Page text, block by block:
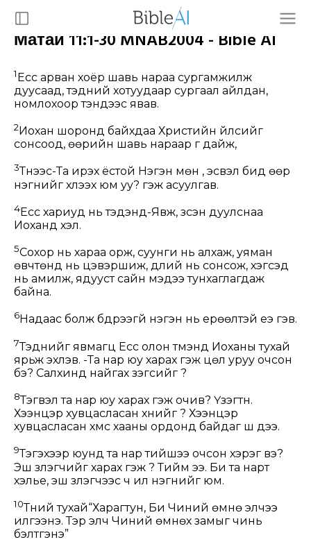
Матай 11:1-30 MNAB2004 - Bible AI
1Есүс арван хоёр шавь нараа сургамжилж
дуусаад, тэдний хотуудаар сургаал айлдан,
номлохоор тэндээс явав.
2 Иохан шоронд байхдаа Христийн үйлсийг
сонсоод, өөрийн шавь нараар үг дайж,
3Түүнээс-Та ирэх ёстой Нэгэн мөн үү, эсвэл бид өөр
нэгнийг хүлээх юм уу? гэж асуулгав.
4Есүс хариуд нь тэдэнд-Явж, үзсэн дуулснаа
Иоханд хэл.
5Сохор нь хараа орж, суунги нь алхаж, уяман
өвчтөнүүд нь цэвэршиж, дүлий нь сонсож, үхэгсэд
нь амилж, ядууст сайн мэдээ тунхаглагдаж
байна.
6Надаас болж бүдрээгүй нэгэн нь ерөөлтэй еэ гэв.
7Тэднийг явмагц Есүс олон түмэнд Иоханы тухай
ярьж эхлэв. -Та нар юу харах гэж цөл уруу очсон
бэ? Салхинд найгах зэгсийг үү?
8Тэгвэл та нар юу харах гэж очив? Үзэгтүн.
Хээнцэр хувцасласан хүнийг үү? Хээнцэр
хувцасласан хүмүүс хааны ордонд байдаг шүү дээ.
9Тэгэхээр юунд та нар тийшээ очсон хэрэг вэ?
Эш үзүүлэгчийг харах гэж үү? Тийм ээ. Би та нарт
хэлье, эш үзүүлэгчээс ч илүү нэгнийг юм.
10Түүний тухай“Харагтун, Би Чиний өмнө элчээ
илгээнэ. Тэр элч Чиний өмнөх замыг чинь
бэлтгэнэ”